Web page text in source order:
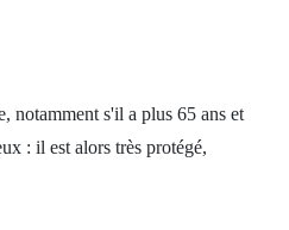
notamment s'il a plus 65 ans et
: il est alors très protégé,